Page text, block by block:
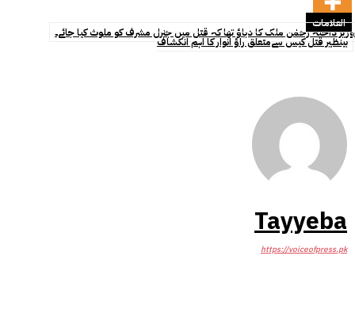
العلامات
وزیر داخلہ رحمٰن ملک کا دباؤ تھا کہ قتل میں جنرل مشرف کو ملوث کیا جائے۔
بینظیر قتل کیس سےمتعلق راؤ انوار کا اہم انکشاف
Tayyeba
https://voiceofpress.pk